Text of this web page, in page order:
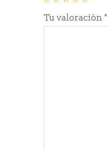
Tu valoración*